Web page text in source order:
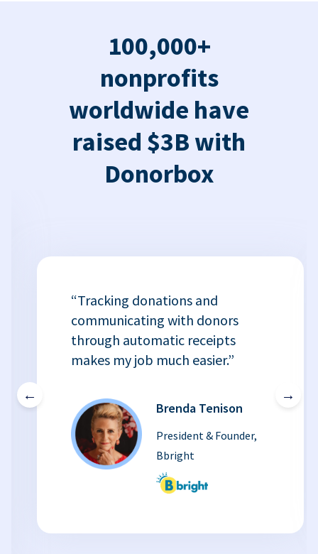
100,000+
nonprofits
worldwide have
raised $3B with
Donorbox
←
“Tracking donations and
communicating with donors
through automatic receipts
makes my job much easier.”
Brenda Tenison
President & Founder,
Bbright
→